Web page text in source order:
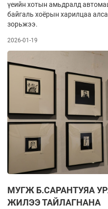
үеийн хотын амьдралд
байгаль хоёрын харилцаа
зорьжээ.
2026-01-19
МУГЖ Б.САРАНТУЯА
ЖИЛЭЭ ТАЙЛАГНАНА